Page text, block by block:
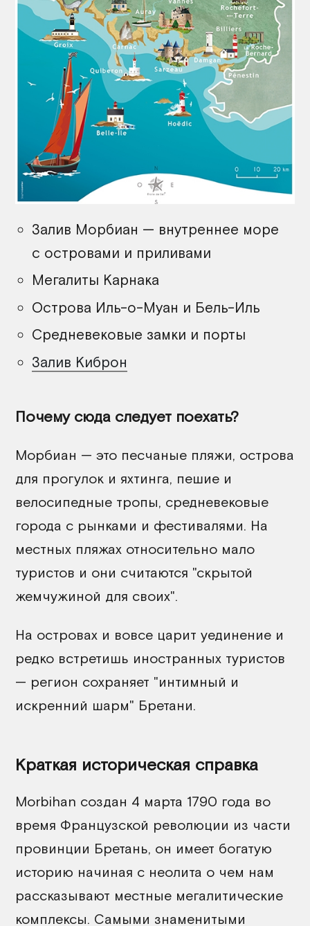
Залив Морбиан — внутреннее море
с островами и приливами
Мегалиты Карнака
Острова Иль-о-Муан и Бель-Иль
Средневековые замки и порты
Залив Киброн
Почему сюда следует поехать?
Морбиан — это песчаные пляжи, острова
для прогулок и яхтинга, пешие и
велосипедные тропы, средневековые
города с рынками и фестивалями. На
местных пляжах относительно мало
туристов и они считаются "скрытой
жемчужиной для своих".
На островах и вовсе царит уединение и
редко встретишь иностранных туристов
— регион сохраняет "интимный и
искренний шарм" Бретани.
Краткая историческая справка
Morbihan создан 4 марта 1790 года во
время Французской революции из части
провинции Бретань, он имеет богатую
историю начиная с неолита о чем нам
рассказывают местные мегалитические
комплексы. Самыми знаменитыми